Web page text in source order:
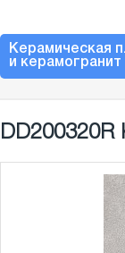
Керамическая
и керамогранит
DD200320R